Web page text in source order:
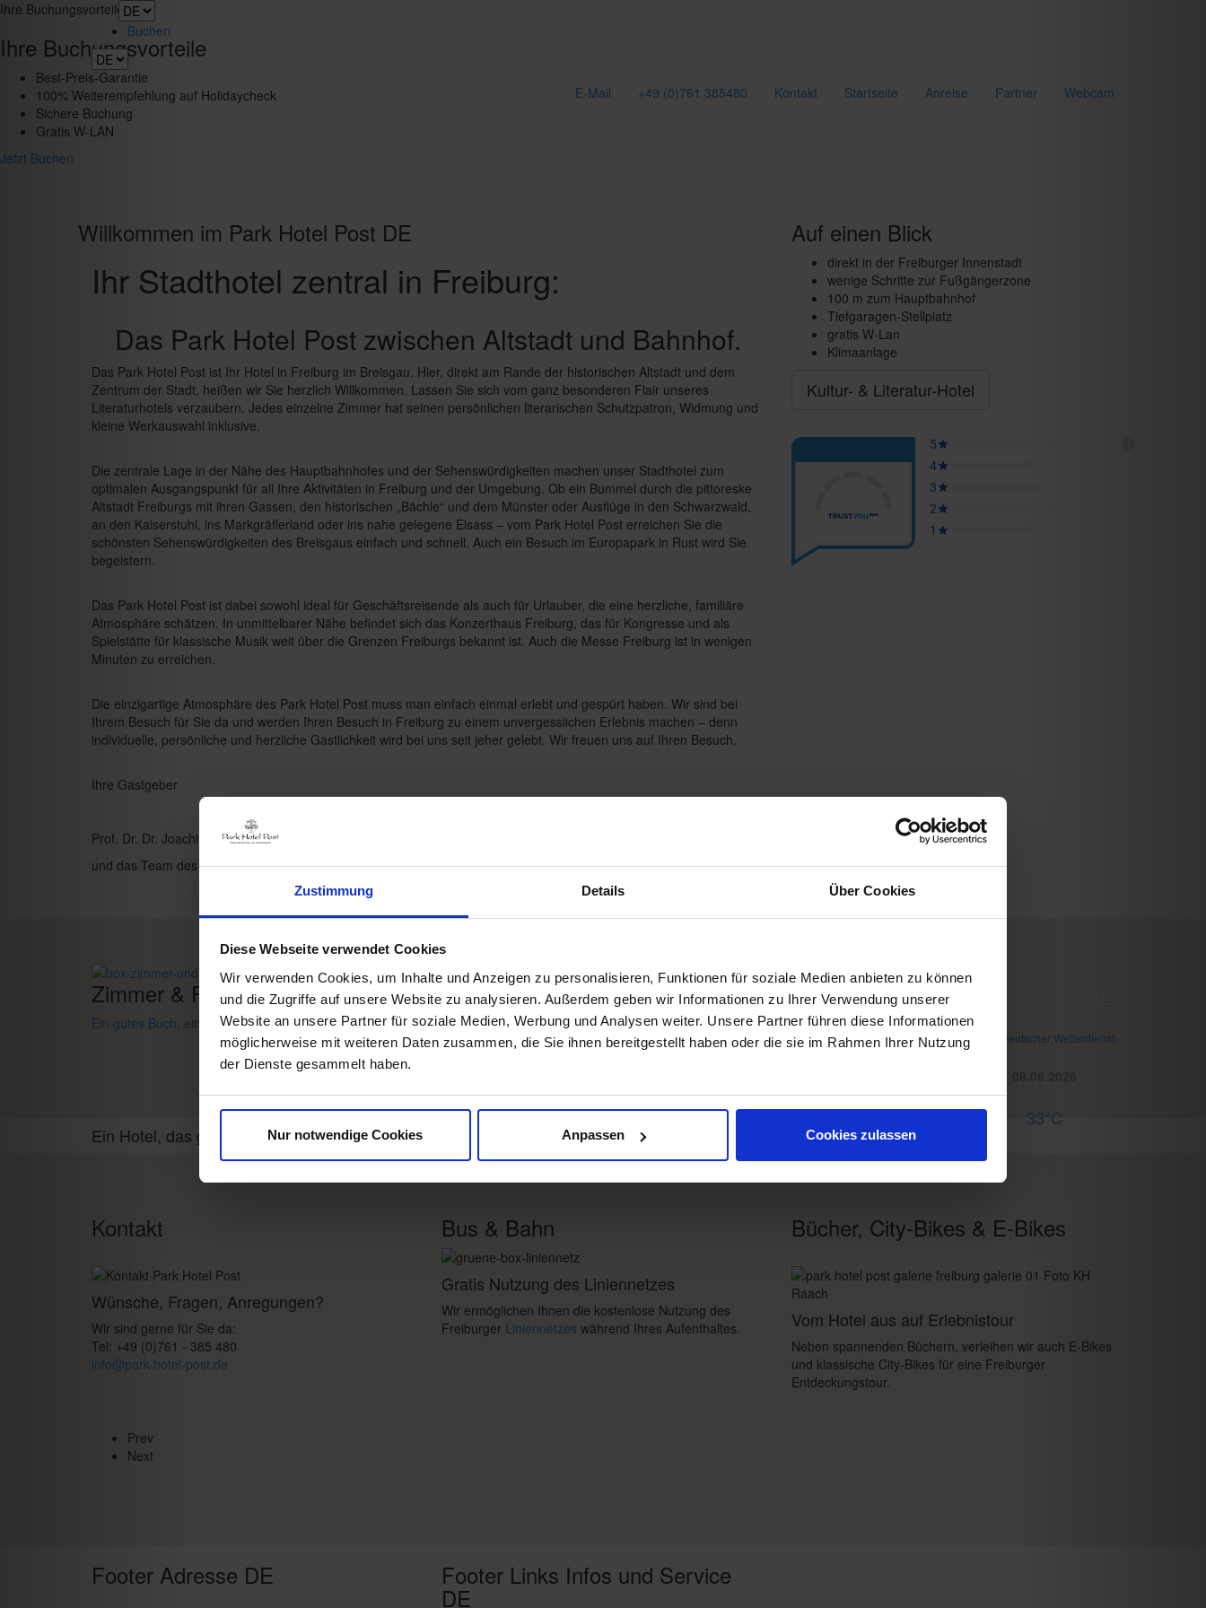
Zustimmung Details Über Cookies
Diese Webseite verwendet Cookies
Wir verwenden Cookies, um Inhalte und Anzeigen zu personalisieren, Funktionen für soziale Medien anbieten zu können
und die Zugriffe auf unsere Website zu analysieren. Außerdem geben wir Informationen zu Ihrer Verwendung unserer
Website an unsere Partner für soziale Medien, Werbung und Analysen weiter. Unsere Partner führen diese Informationen
möglicherweise mit weiteren Daten zusammen, die Sie ihnen bereitgestellt haben oder die sie im Rahmen Ihrer Nutzung
der Dienste gesammelt haben.
Nur notwendige Cookies Anpassen Cookies zulassen
Toggle
navigation
Buchen
E-Mail +49 (0)761 385480 Kontakt Startseite Anreise Partner Webcam
Ihre Buchungsvorteile
Ihre Buchungsvorteile
Best-Preis-Garantie
100% Weiterempfehlung auf Holidaycheck
Sichere Buchung
Gratis W-LAN
Jetzt Buchen
Willkommen im Park Hotel Post DE
Ihr Stadthotel zentral in Freiburg:
Das Park Hotel Post zwischen Altstadt und Bahnhof.
Das Park Hotel Post ist Ihr Hotel in Freiburg im Breisgau. Hier, direkt am Rande der historischen Altstadt und dem
Zentrum der Stadt, heißen wir Sie herzlich Willkommen. Lassen Sie sich vom ganz besonderen Flair unseres
Literaturhotels verzaubern. Jedes einzelne Zimmer hat seinen persönlichen literarischen Schutzpatron, Widmung und
kleine Werkauswahl inklusive.
Die zentrale Lage in der Nähe des Hauptbahnhofes und der Sehenswürdigkeiten machen unser Stadthotel zum
optimalen Ausgangspunkt für all Ihre Aktivitäten in Freiburg und der Umgebung. Ob ein Bummel durch die pittoreske
Altstadt Freiburgs mit ihren Gassen, den historischen „Bächle“ und dem Münster oder Ausflüge in den Schwarzwald,
an den Kaiserstuhl, ins Markgräflerland oder ins nahe gelegene Elsass – vom Park Hotel Post erreichen Sie die
schönsten Sehenswürdigkeiten des Breisgaus einfach und schnell. Auch ein Besuch im Europapark in Rust wird Sie
begeistern.
Das Park Hotel Post ist dabei sowohl ideal für Geschäftsreisende als auch für Urlauber, die eine herzliche, familiäre
Atmosphäre schätzen. In unmittelbarer Nähe befindet sich das Konzerthaus Freiburg, das für Kongresse und als
Spielstätte für klassische Musik weit über die Grenzen Freiburgs bekannt ist. Auch die Messe Freiburg ist in wenigen
Minuten zu erreichen.
Die einzigartige Atmosphäre des Park Hotel Post muss man einfach einmal erlebt und gespürt haben. Wir sind bei
Ihrem Besuch für Sie da und werden Ihren Besuch in Freiburg zu einem unvergesslichen Erlebnis machen – denn
individuelle, persönliche und herzliche Gastlichkeit wird bei uns seit jeher gelebt. Wir freuen uns auf Ihren Besuch.
Ihre Gastgeber
Prof. Dr. Dr. Joachim Ollhoff
und das Team des Park Hotel Post
Auf einen Blick
direkt in der Freiburger Innenstadt
wenige Schritte zur Fußgängerzone
100 m zum Hauptbahnhof
Tiefgaragen-Stellplatz
gratis W-Lan
Klimaanlage
Kultur- & Literatur-Hotel
Zimmer & Preise
Ein gutes Buch, ein bequemes Bett, Raum zum Träumen
Box Impressionen DE
Impressionen
DWD Wettermodul
© Deutscher Wetterdienst
Wetter
30°C 29°C 33°C
Ein Hotel, das gefällt! Online buchen
Kontakt
Wünsche, Fragen, Anregungen?
Wir sind gerne für Sie da:
Tel: +49 (0)761 - 385 480
info@park-hotel-post.de
Prev
Next
Bus & Bahn
Gratis Nutzung des Liniennetzes
Wir ermöglichen Ihnen die kostenlose Nutzung des
Freiburger Liniennetzes während Ihres Aufenthaltes.
Bücher, City-Bikes & E-Bikes
Vom Hotel aus auf Erlebnistour
Neben spannenden Büchern, verleihen wir auch E-Bikes
und klassische City-Bikes für eine Freiburger
Entdeckungstour.
Footer Adresse DE
Footer Links Infos und Service
DE